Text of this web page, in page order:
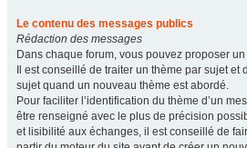
Le contenu des messages publics
Rédaction des messages
Dans chaque forum, vous pouvez proposer
Il est conseillé de traiter un thème par sujet
sujet quand un nouveau thème est abordé.
Pour faciliter l’identification du thème d’un
être renseigné avec le plus de précision
et lisibilité aux échanges, il est conseillé de